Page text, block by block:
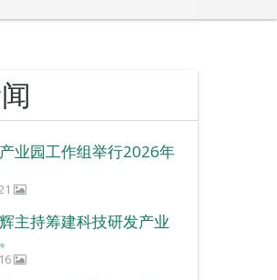
业园工作组举行2026年
主持筹建科技研发产业